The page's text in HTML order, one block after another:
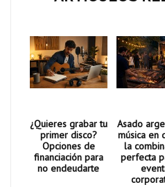
¿Quieres grabar tu
primer disco?
Opciones de
financiación para
no endeudarte
Asado
música en
la
perfecta